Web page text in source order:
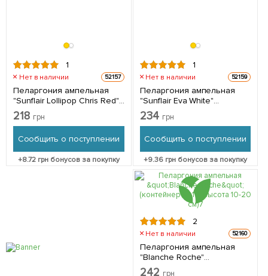
1
Нет в наличии 52157
Пеларгония ампельная
"Sunflair Lollipop Chris Red"
(контейнер № 10, высота
10-20 см) 1 саженец в
218 грн
Сообщить о поступлении
+8.72 грн бонусов за покупку
1
Нет в наличии 52159
Пеларгония ампельная
"Sunflair Eva White"
(контейнер № 10, высота
10-20 см) 1 саженец в
234 грн
Сообщить о поступлении
+9.36 грн бонусов за покупку
2
Нет в наличии 52160
Пеларгония ампельная
"Blanche Roche"
(контейнер № 10, высота
242 грн